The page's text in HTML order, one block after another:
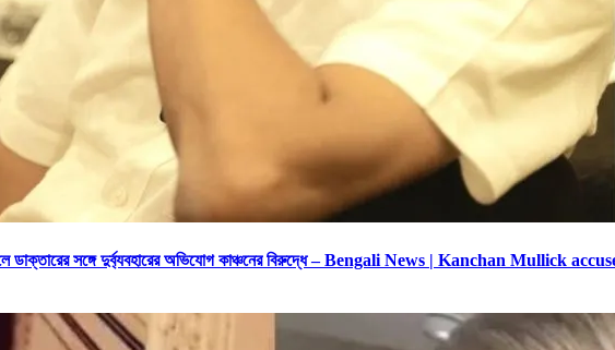
ডাক্তারের সঙ্গে দুর্ব্যবহারের অভিযোগ কাঞ্চনের বিরুদ্ধে – Bengali News | Kanchan